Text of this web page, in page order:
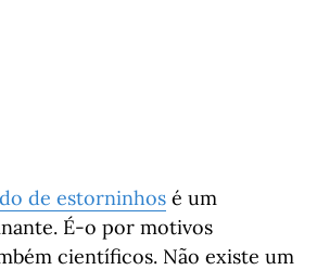
de estorninhos é um
É-o por motivos
científicos. Não existe um